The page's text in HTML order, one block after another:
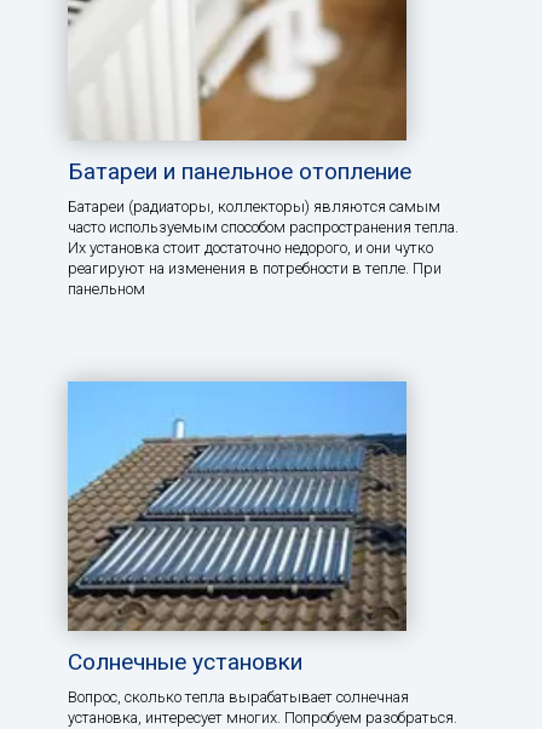
Батареи и панельное отопление
Батареи (радиаторы, коллекторы) являются самым
часто используемым способом распространения тепла.
Их установка стоит достаточно недорого, и они чутко
реагируют на изменения в потребности в тепле. При
панельном
Солнечные установки
Вопрос, сколько тепла вырабатывает солнечная
установка, интересует многих. Попробуем разобраться.